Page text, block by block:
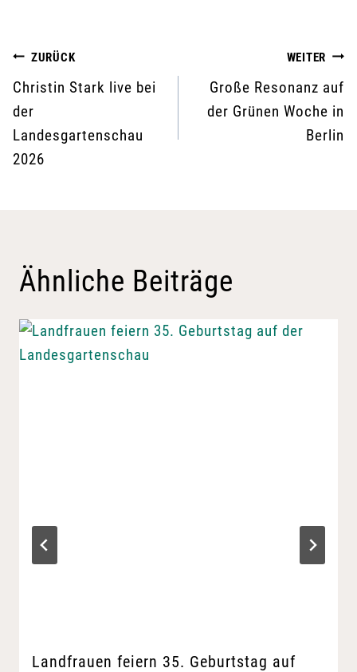
Beitragsnavigation
ZURÜCK
Christin Stark live bei
der
Landesgartenschau
2026
WEITER
Große Resonanz auf
der Grünen Woche in
Berlin
Ähnliche Beiträge
Landfrauen feiern 35. Geburtstag auf